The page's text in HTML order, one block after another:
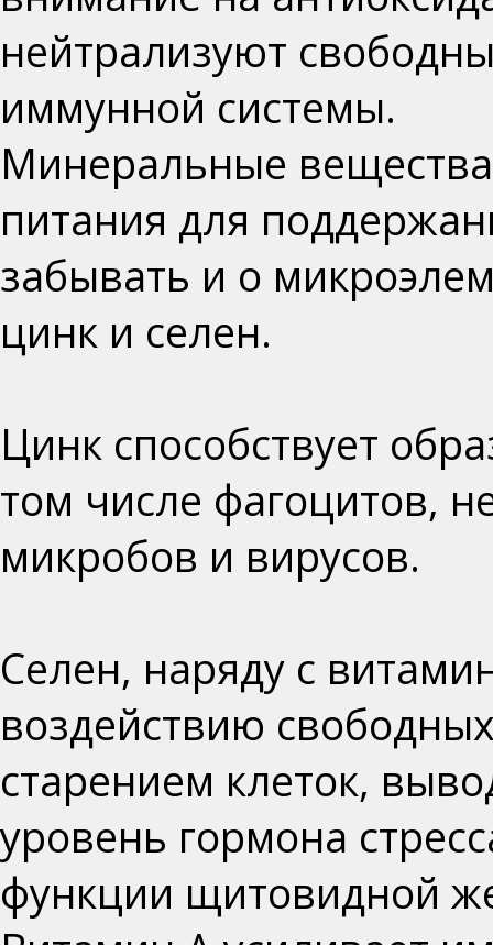
нейтрализуют
иммунной системы.
Минеральные
питания для
забывать и о
цинк и селен.
Цинк способствует
том числе фагоцитов,
микробов и вирусов.
Селен, наряду с
воздействию
старением клеток,
уровень гормона
функции щитовидной